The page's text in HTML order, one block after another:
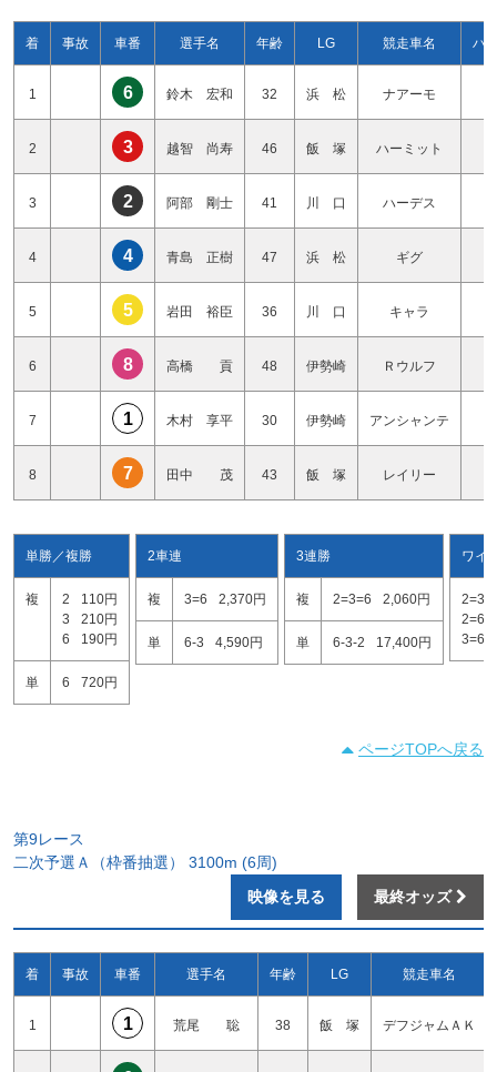
着 事故 車番 選手名 年齢 LG 競走車名 ハ
1 6 鈴木 宏和 32 浜 松 ナアーモ
2 3 越智 尚寿 46 飯 塚 ハーミット
3 2 阿部 剛士 41 川 口 ハーデス
4 4 青島 正樹 47 浜 松 ギグ
5 5 岩田 裕臣 36 川 口 キャラ
6 8 高橋 貢 48 伊勢崎 Ｒウルフ
7 1 木村 享平 30 伊勢崎 アンシャンテ
8 7 田中 茂 43 飯 塚 レイリー
単勝／複勝
複 2
110円
3
210円
6
190円
単 6 720円
2車連
複 3=6 2,370円
単 6-3 4,590円
3連勝
複 2=3=6 2,060円
単 6-3-2 17,400円
ワイ
2=3
2=6
3=6
ページTOPへ戻る
第9レース
二次予選Ａ（枠番抽選） 3100m (6周)
映像を見る
最終オッズ
着 事故 車番 選手名 年齢 LG 競走車名
1 1 荒尾 聡 38 飯 塚 デフジャムＡＫ